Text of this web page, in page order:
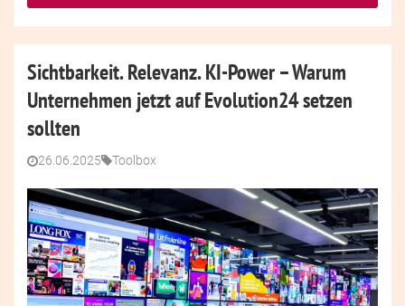
Sichtbarkeit. Relevanz. KI-Power – Warum
Unternehmen jetzt auf Evolution24 setzen
sollten
26.06.2025 Toolbox